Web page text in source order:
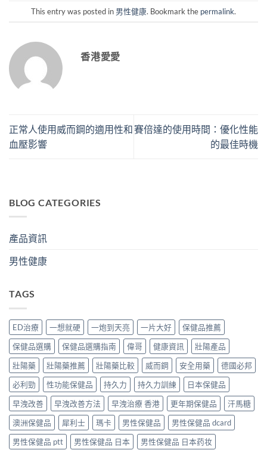
This entry was posted in 男性健康. Bookmark the permalink.
香港愛愛
正常人使用威而鋼的適用性和
血壓影響
賽倍達的使用時間：優化性能
的最佳時機
BLOG CATEGORIES
產品資訊
男性健康
TAGS
ED治療 一想就硬 一炮到天亮 一片大好
保健品推薦
保健品選購
保健品選購指南 偉哥 健康資訊
壯陽產品
壯陽藥
壯陽藥推薦 壯陽藥比較 威而鋼 安全用藥
德國必邦
必利勁
性功能保健品 持久力 持久力訓練
日本保健品
早洩改善
早洩改善方法 早洩治療 香港 更年期保健品
汗馬糖
澳洲保健品
犀利士 瑪卡 男性保健品
男性保健品 dcard
男性保健品 ptt
男性保健品 日本
男性保健品 日本药妆